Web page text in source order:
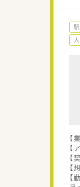
【
【
【
【